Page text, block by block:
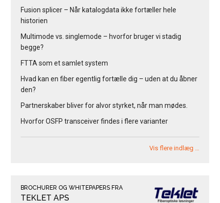
Fusion splicer – Når katalogdata ikke fortæller hele
historien
Multimode vs. singlemode – hvorfor bruger vi stadig
begge?
FTTA som et samlet system
Hvad kan en fiber egentlig fortælle dig – uden at du åbner
den?
Partnerskaber bliver for alvor styrket, når man mødes.
Hvorfor OSFP transceiver findes i flere varianter
Vis flere indlæg …
BROCHURER OG WHITEPAPERS FRA
TEKLET APS